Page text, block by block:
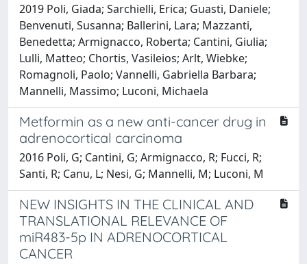
2019 Poli, Giada; Sarchielli, Erica; Guasti, Daniele;
Benvenuti, Susanna; Ballerini, Lara; Mazzanti,
Benedetta; Armignacco, Roberta; Cantini, Giulia;
Lulli, Matteo; Chortis, Vasileios; Arlt, Wiebke;
Romagnoli, Paolo; Vannelli, Gabriella Barbara;
Mannelli, Massimo; Luconi, Michaela
Metformin as a new anti-cancer drug in
adrenocortical carcinoma
2016 Poli, G; Cantini, G; Armignacco, R; Fucci, R;
Santi, R; Canu, L; Nesi, G; Mannelli, M; Luconi, M
NEW INSIGHTS IN THE CLINICAL AND
TRANSLATIONAL RELEVANCE OF
miR483-5p IN ADRENOCORTICAL
CANCER